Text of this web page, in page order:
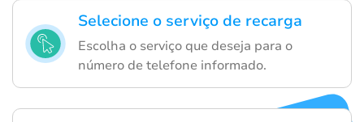
Selecione o serviço de recarga
Escolha o serviço que deseja para o
número de telefone informado.